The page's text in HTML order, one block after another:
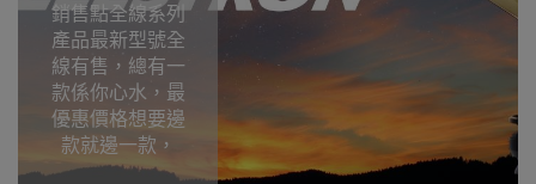
銷售點全線系列
產品最新型號全
線有售，總有一
款係你心水，最
優惠價格想要邊
款就邊一款，
Outlet Express